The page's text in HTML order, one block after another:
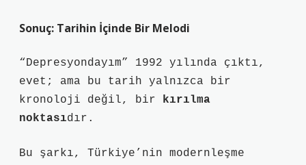
Sonuç: Tarihin İçinde Bir Melodi
“Depresyondayım” 1992 yılında çıktı,
evet; ama bu tarih yalnızca bir
kronoloji değil, bir kırılma
noktasıdır.
Bu şarkı, Türkiye’nin modernleşme